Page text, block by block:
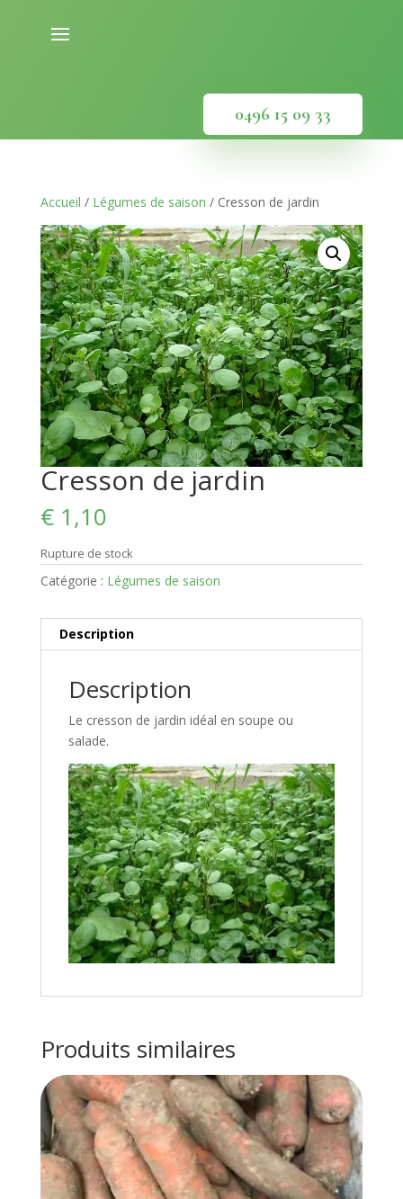
0496 15 09 33
Accueil / Légumes de saison / Cresson de jardin
Cresson de jardin
€1,10
Rupture de stock
Catégorie : Légumes de saison
Description
Description
Le cresson de jardin idéal en soupe ou
salade.
Produits similaires